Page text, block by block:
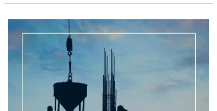
gehandelt.